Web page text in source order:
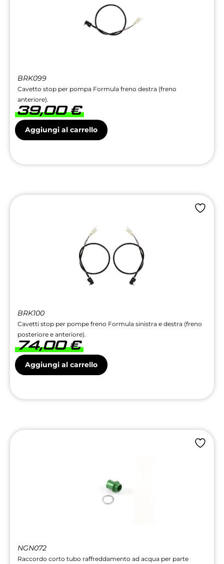
BRK099
Cavetto stop per pompa Formula freno destra (freno
anteriore).
39,00€
Aggiungi al carrello
BRK100
Cavetti stop per pompe freno Formula sinistra e destra (freno
posteriore e anteriore).
74,00€
Aggiungi al carrello
NGN072
Raccordo corto tubo raffreddamento ad acqua per parte